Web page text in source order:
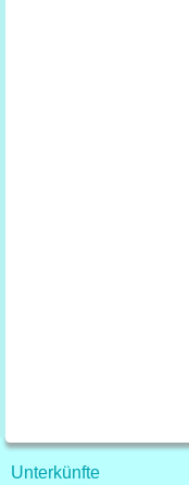
Unterkünfte